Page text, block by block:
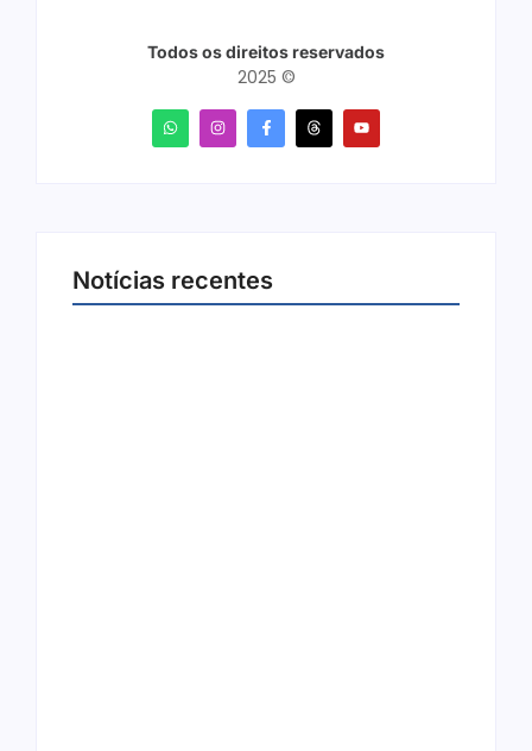
Todos os direitos reservados
2025 ©
Notícias recentes